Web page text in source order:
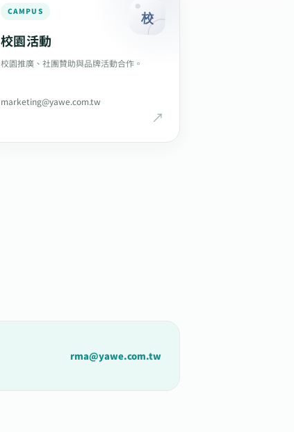
校
CAMPUS
校園活動
校園推廣、社團贊助與品牌活動合作。
marketing@yawe.com.tw
rma@yawe.com.tw